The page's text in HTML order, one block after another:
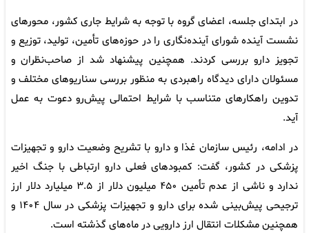
در ابتدای جلسه، اعضای گروه با توجه به شرایط جاری کشور، محورهای
نشست آینده شورای آینده‌نگاری را در حوزه‌های تأمین، تولید، توزیع و
تجویز دارو بررسی کردند. همچنین پیشنهاد شد از صاحب‌نظران و
مسئولان دارای دیدگاه راهبردی به منظور بررسی سناریوهای مختلف و
تدوین راهکارهای متناسب با شرایط احتمالی پیش‌رو دعوت به عمل
آید.
در ادامه، رئیس سازمان غذا و دارو با تشریح وضعیت دارو و تجهیزات
پزشکی در کشور، گفت: کمبودهای فعلی دارو ارتباطی با جنگ اخیر
ندارد و ناشی از عدم تأمین ۴۵۰ میلیون دلار از ۳.۵ میلیارد دلار ارز
ترجیحی پیش‌بینی شده برای دارو و تجهیزات پزشکی در سال ۱۴۰۴ و
همچنین مشکلات انتقال ارز دارویی در ماه‌های گذشته است.